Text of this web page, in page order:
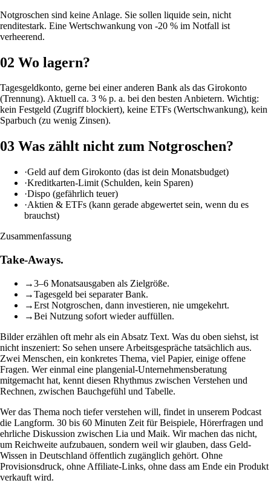
Notgroschen sind keine Anlage. Sie sollen liquide sein, nicht
renditestark. Eine Wertschwankung von -20 % im Notfall ist
verheerend.
02 Wo lagern?
Tagesgeldkonto, gerne bei einer anderen Bank als das Girokonto
(Trennung). Aktuell ca. 3 % p. a. bei den besten Anbietern. Wichtig:
kein Festgeld (Zugriff blockiert), keine ETFs (Wertschwankung), kein
Sparbuch (zu wenig Zinsen).
03 Was zählt nicht zum Notgroschen?
·Geld auf dem Girokonto (das ist dein Monatsbudget)
·Kreditkarten-Limit (Schulden, kein Sparen)
·Dispo (gefährlich teuer)
·Aktien & ETFs (kann gerade abgewertet sein, wenn du es
brauchst)
Zusammenfassung
Take-Aways.
→3–6 Monatsausgaben als Zielgröße.
→Tagesgeld bei separater Bank.
→Erst Notgroschen, dann investieren, nie umgekehrt.
→Bei Nutzung sofort wieder auffüllen.
Bilder erzählen oft mehr als ein Absatz Text. Was du oben siehst, ist
nicht inszeniert: So sehen unsere Arbeitsgespräche tatsächlich aus.
Zwei Menschen, ein konkretes Thema, viel Papier, einige offene
Fragen. Wer einmal eine plangenial-Unternehmensberatung
mitgemacht hat, kennt diesen Rhythmus zwischen Verstehen und
Rechnen, zwischen Bauchgefühl und Tabelle.
Wer das Thema noch tiefer verstehen will, findet in unserem Podcast
die Langform. 30 bis 60 Minuten Zeit für Beispiele, Hörerfragen und
ehrliche Diskussion zwischen Lia und Maik. Wir machen das nicht,
um Reichweite aufzubauen, sondern weil wir glauben, dass Geld-
Wissen in Deutschland öffentlich zugänglich gehört. Ohne
Provisionsdruck, ohne Affiliate-Links, ohne dass am Ende ein Produkt
verkauft wird.